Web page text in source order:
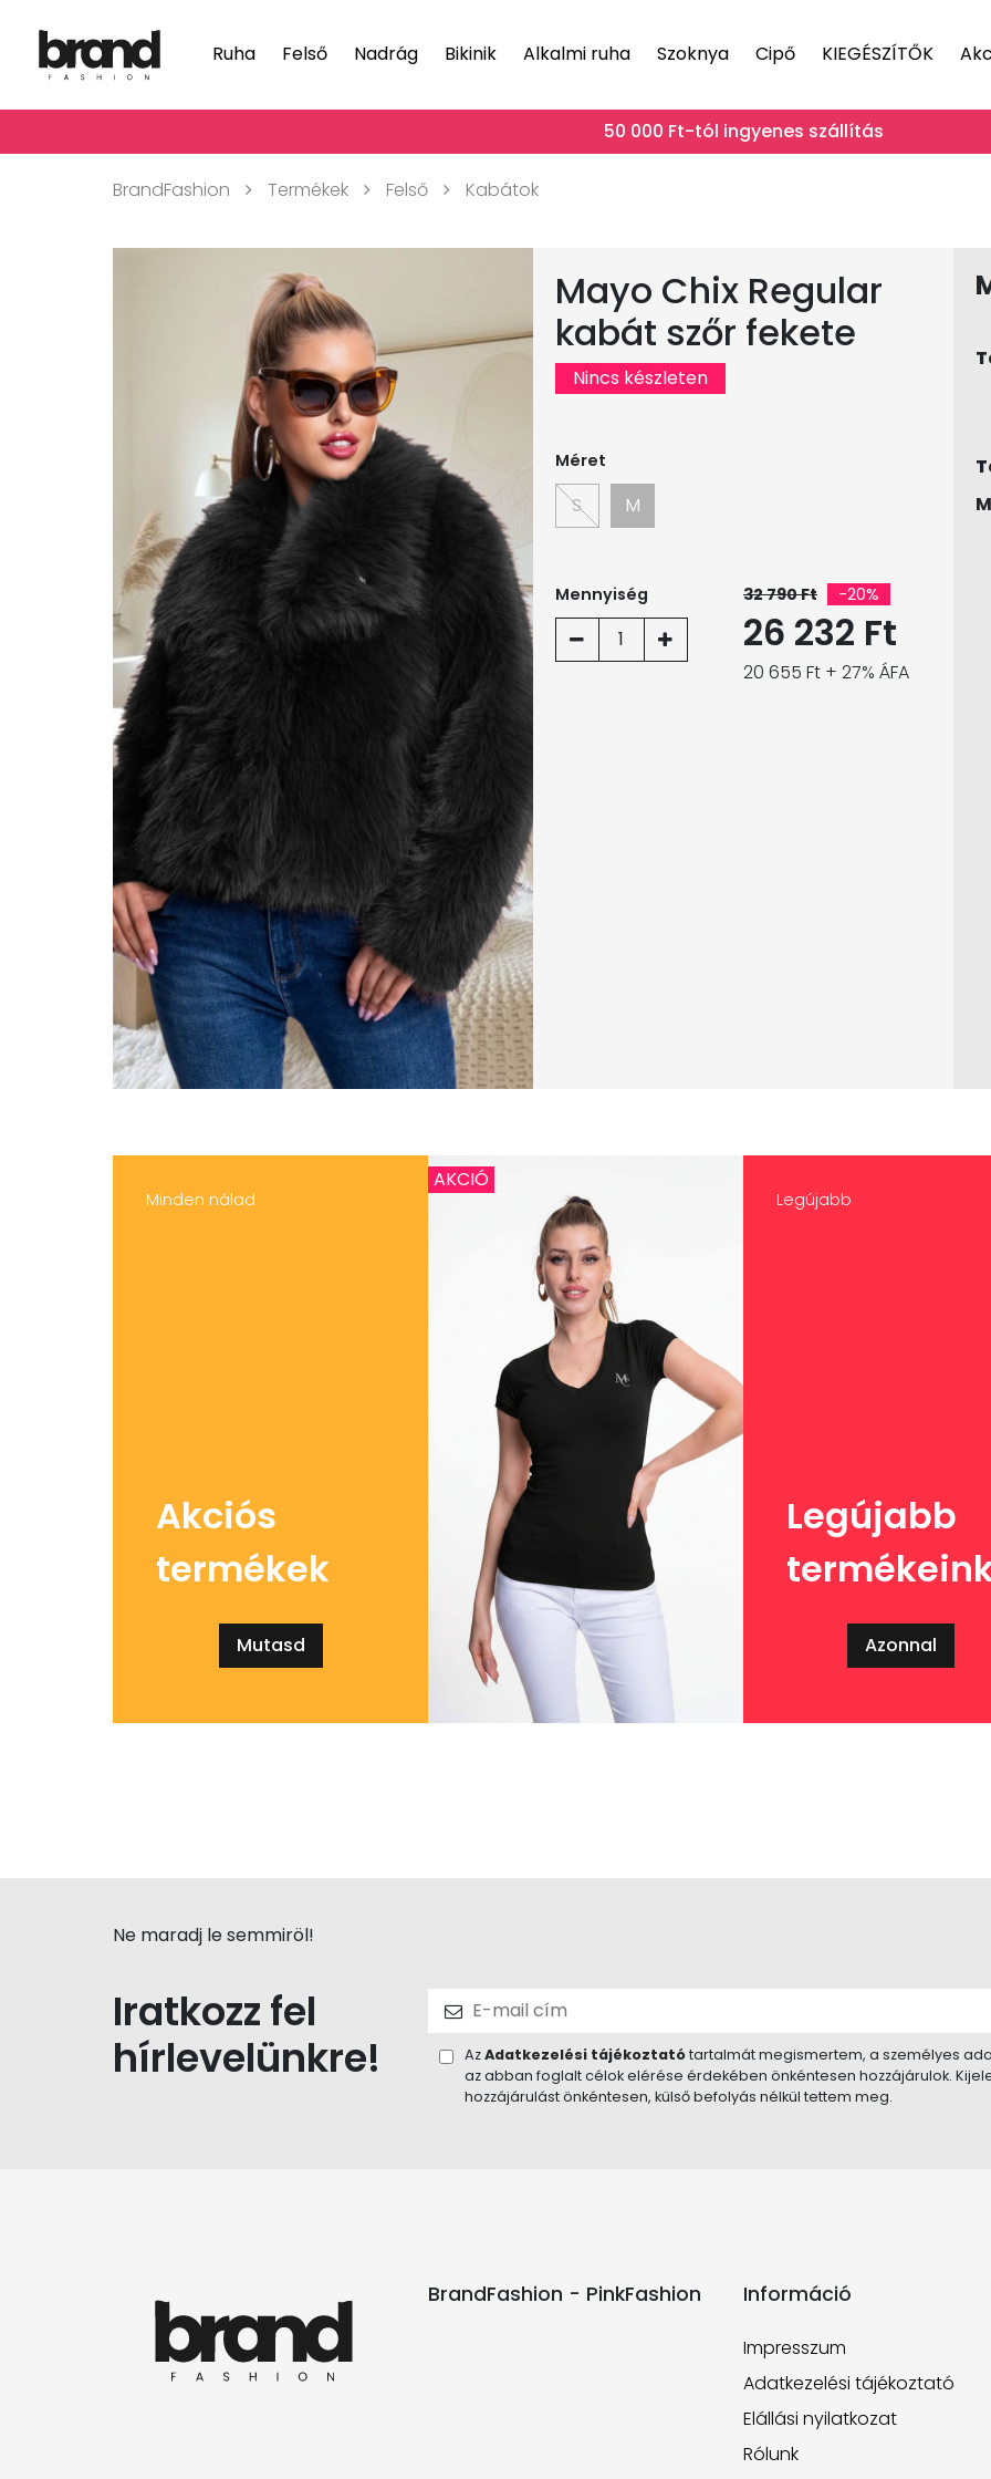
Ruha Felső Nadrág Bikinik Alkalmi ruha Szoknya Cipő KIEGÉSZÍTŐK
50 000 Ft-tól ingyenes szállítás
BrandFashion Termékek Felső Kabátok
Mayo Chix Regular
kabát szőr fekete
Nincs készleten
Méret
S M
Mennyiség
1
32 790 Ft -20%
26 232 Ft
20 655 Ft + 27% ÁFA
Minden nálad
Akciós
termékek
Mutasd
AKCIÓ
Legújabb
Legújabb
Azonnal
Ne maradj le semmiröl!
Iratkozz fel
hírlevelünkre!
AzAdatkezelési tájékoztatótartalmát megismertem, a személyes
az abban foglalt célok elérése érdekében önkéntesen hozzájárulok.
hozzájárulást önkéntesen, külső befolyás nélkül tettem meg.
BrandFashion - PinkFashion Információ
Impresszum
Adatkezelési tájékoztató
Elállási nyilatkozat
Rólunk